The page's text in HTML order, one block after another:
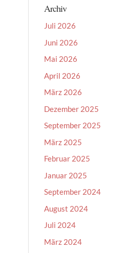
Archiv
Juli 2026
Juni 2026
Mai 2026
April 2026
März 2026
Dezember 2025
September 2025
März 2025
Februar 2025
Januar 2025
September 2024
August 2024
Juli 2024
März 2024